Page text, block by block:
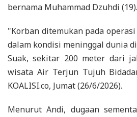
bernama Muhammad Dzuhdi (19).
"Korban ditemukan pada
dalam kondisi meninggal dunia
Suak, sekitar 200 meter dari
wisata Air Terjun Tujuh
KOALISI.co, Jumat (26/6/2026).
Menurut Andi, dugaan